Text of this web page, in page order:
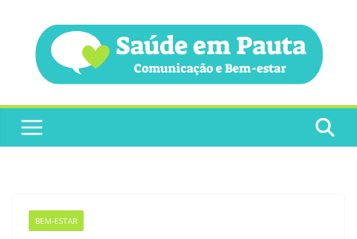
conteúdo
BEM-ESTAR